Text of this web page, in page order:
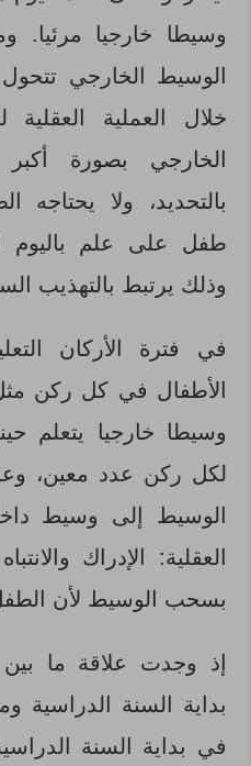
وسيطا خارجيا مرئيا.
الوسيط الخارجي
خلال العملية
الخارجي بصورة
بالتحديد، ولا يحتاجه
طفل على علم باليوم
وذلك يرتبط بالتهذيب
في فترة الأركان
وسيطا خارجيا يتعلم
لكل ركن عدد معين،
الوسيط إلى وسيط
العقلية: الإدراك
بسحب الوسيط لأن
إذ وجدت علاقة ما
بداية السنة الدراسية
في بداية السنة